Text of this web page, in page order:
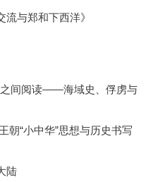
与郑和下西洋》
之间阅读——海域史、俘虏与
朝“小中华”思想与历史书写
陆